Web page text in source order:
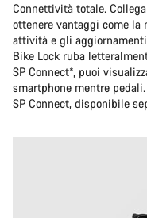
Connettività totale.
ottenere vantaggi come la
attività e gli
Bike Lock ruba
SP Connect*, puoi
smartphone mentre
SP Connect, disponibile